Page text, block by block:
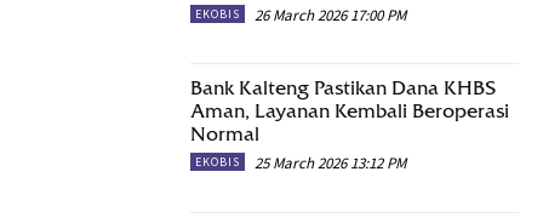
EKOBIS 26 March 2026 17:00 PM
Bank Kalteng Pastikan Dana KHBS
Aman, Layanan Kembali Beroperasi
Normal
EKOBIS 25 March 2026 13:12 PM